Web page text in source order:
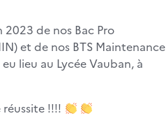
2023 de nos Bac Pro
et de nos BTS Maintenance
lieu au Lycée Vauban, à
!!!!